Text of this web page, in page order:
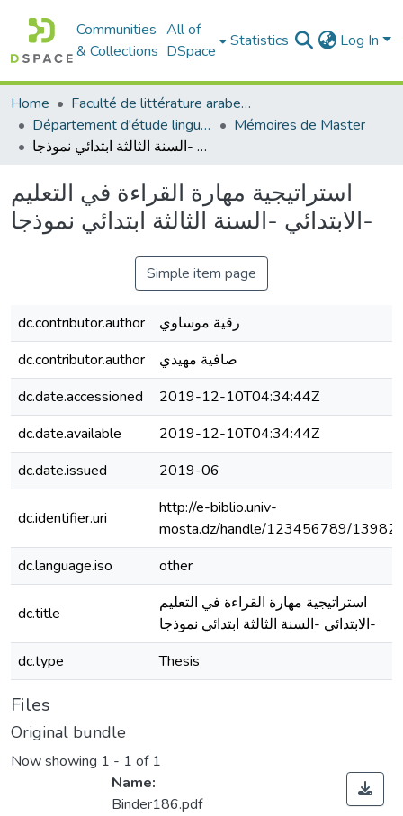
Communities
& Collections
All of
DSpace
Statistics Log In
Home
Faculté de littérature arabe et des arts
Département d'étude linguistique
Mémoires de Master
استراتيجية مهارة القراءة في التعليم الابتدائي -السنة الثالثة ابتدائي نموذجا-
استراتيجية مهارة القراءة في التعليم
الابتدائي -السنة الثالثة ابتدائي نموذجا-
Simple item page
dc.contributor.author
رقية موساوي
dc.contributor.author
صافية مهيدي
dc.date.accessioned
2019-12-10T04:34:44Z
dc.date.available
2019-12-10T04:34:44Z
dc.date.issued
2019-06
dc.identifier.uri
http://e-biblio.univ-
mosta.dz/handle/123456789/13982
dc.language.iso
other
dc.title
استراتيجية مهارة القراءة في التعليم
الابتدائي -السنة الثالثة ابتدائي نموذجا-
dc.type
Thesis
Files
Original bundle
Now showing 1 - 1 of 1
Name:
Binder186.pdf